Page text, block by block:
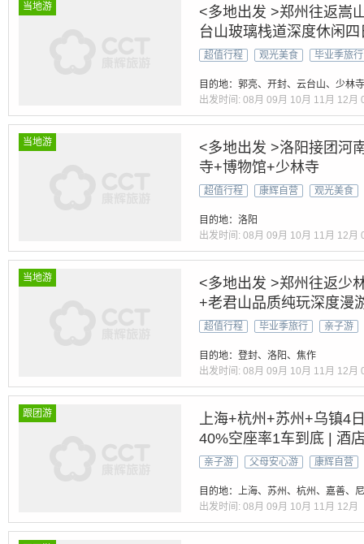
当地游
<多地出发 >郑州往返嵩
台山玻璃栈道深度休闲四
超值行程 观光美食 毕业季旅行
目的地：郭亮、开封、云台山、少林
出发时间: 08月 09月 10月 11月 12月
当地游
<多地出发 >洛阳接团河
寺+博物馆+少林寺
超值行程 康辉自营 观光美食
目的地：洛阳
出发时间: 08月 09月 10月 11月 12月
当地游
<多地出发 >郑州往返少
+老君山品质纯玩深度漫
超值行程 毕业季旅行 亲子游
目的地：登封、洛阳、焦作
出发时间: 08月 09月 10月 11月 12月
跟团游
上海+杭州+苏州+乌镇4
40%空座率1车到底 | 酒
5A景区【留园+山塘街+
亲子游 父母安心游 康辉自营
目的地：上海、苏州、杭州、嘉善、
出发时间: 08月 09月 10月 11月 12月